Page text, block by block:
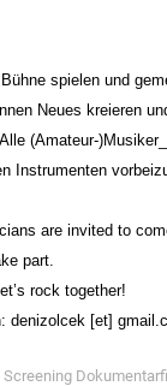
spielen und
Neues kreieren
(Amateur-
Instrumenten
are invited to
part.
rock together!
denizolcek [et]
Screening